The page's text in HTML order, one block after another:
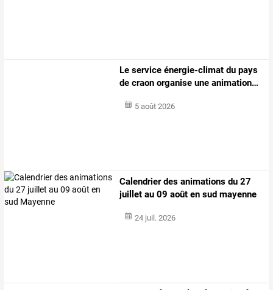
Le service énergie-climat du pays
de craon organise une animation…
5 août 2026
Calendrier des animations du 27
juillet au 09 août en sud mayenne
24 juil. 2026